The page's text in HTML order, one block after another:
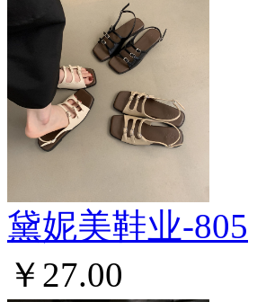
黛妮美鞋业-805
￥27.00